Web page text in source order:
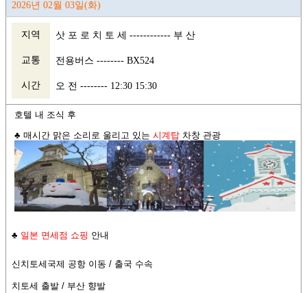
2026년 02월 03일(화)
지역 삿 포 로 치 토 세 ------------ 부 산
교통 전용버스 -------- BX524
시간 오 전 -------- 12:30 15:30
호텔 내 조식 후
♣ 매시간 맑은 소리로 울리고 있는 시계탑 차창 관광
♣ 일본 면세점 쇼핑 안내
신치토세국제 공항 이동 / 출국 수속
치토세 출발 / 부산 향발